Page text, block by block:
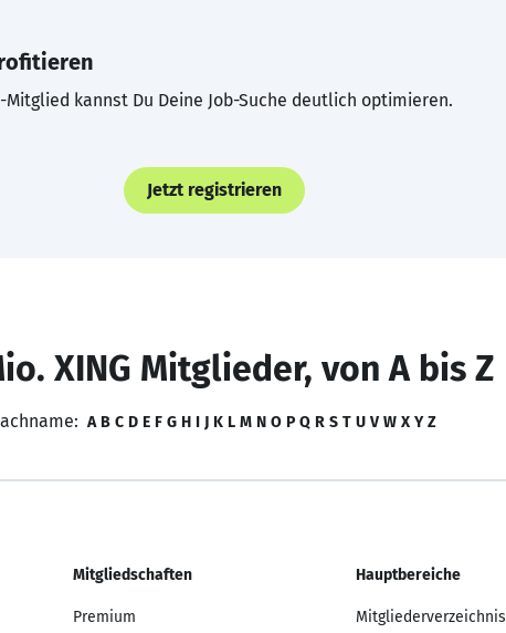
Mitglied kannst Du Deine Job-Suche deutlich optimieren.
Jetzt registrieren
XING Mitglieder, von A bis Z
A B C D E F G H I J K L M N O P Q R S T U V W X Y Z
Mitgliedschaften
Premium
Hauptbereiche
Mitgliederverzeichnis